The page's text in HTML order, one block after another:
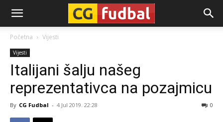
CG-
Fudbal
Početna Vijesti
Vijesti
Italijani šalju našeg
reprezentativca na pozajmicu
By CG Fudbal - 4 Jul 2019. 22:28 0